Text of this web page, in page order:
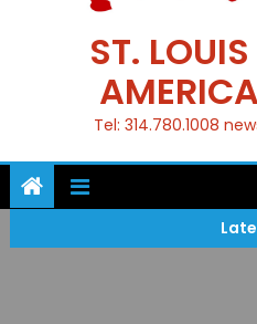
ST.
Tel: 314.780.1008